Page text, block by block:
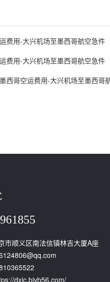
费用-大兴机场至墨西哥航空急件
费用-大兴机场至墨西哥航空急件
西哥空运费用-大兴机场至墨西哥
市顺义区南法信镇林吉大厦A座
dxjc.bjyb56.com/